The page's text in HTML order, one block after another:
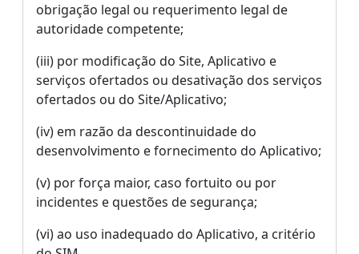
obrigação legal ou requerimento legal de
autoridade competente;
(iii) por modificação do Site, Aplicativo e
serviços ofertados ou desativação dos serviços
ofertados ou do Site/Aplicativo;
(iv) em razão da descontinuidade do
desenvolvimento e fornecimento do Aplicativo;
(v) por força maior, caso fortuito ou por
incidentes e questões de segurança;
(vi) ao uso inadequado do Aplicativo, a critério